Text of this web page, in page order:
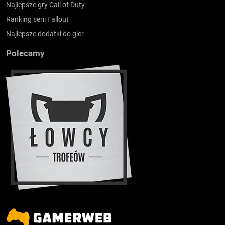
Najlepsze gry Call of Duty
Ranking serii Fallout
Najlepsze dodatki do gier
Polecamy